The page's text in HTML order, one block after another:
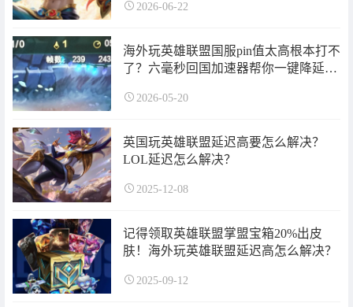
2026-06-22
海外玩英雄联盟国服pin值太高根本打不
了？六毫秒回国加速器帮你一键降延
2026-05-20
英国玩英雄联盟延迟高要怎么解决？
LOL延迟怎么解决？
2025-12-08
记得领取英雄联盟掌盟宝箱20%出皮
肤！海外玩英雄联盟延迟高怎么解决？
2025-09-12